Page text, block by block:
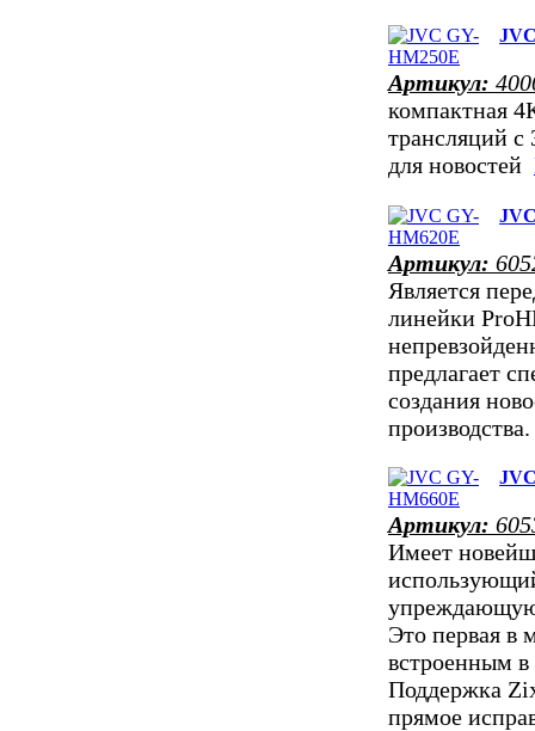
Артикул:
компактная
трансляций
для новостей
Артикул:
Является
линейки
предлагает
создания
Артикул:
Имеет
Это первая в
встроенным
Поддержка
прямое